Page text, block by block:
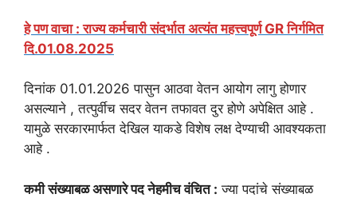
हे पण वाचा : राज्य कर्मचारी संदर्भात अत्यंत महत्त्वपूर्ण GR निर्गमित
दि.01.08.2025
दिनांक 01.01.2026 पासुन आठवा वेतन आयोग लागु होणार
असल्याने , तत्पुर्वीच सदर वेतन तफावत दुर होणे अपेक्षित आहे .
यामुळे सरकारमार्फत देखिल याकडे विशेष लक्ष देण्याची आवश्यकता
आहे .
कमी संख्याबळ असणारे पद नेहमीच वंचित : ज्या पदांचे संख्याबळ